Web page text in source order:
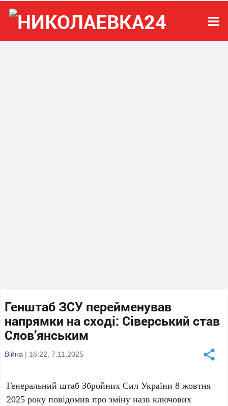
Генштаб ЗСУ перейменував
напрямки на сході: Сіверський став
Слов’янським
Війна | 16:22, 7.11.2025
Генеральний штаб Збройних Сил України8 жовтня
2025 року повідомив про зміну назв ключових